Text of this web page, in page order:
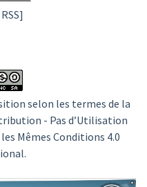
selon les termes de la
- Pas d’Utilisation
Mêmes Conditions 4.0
.